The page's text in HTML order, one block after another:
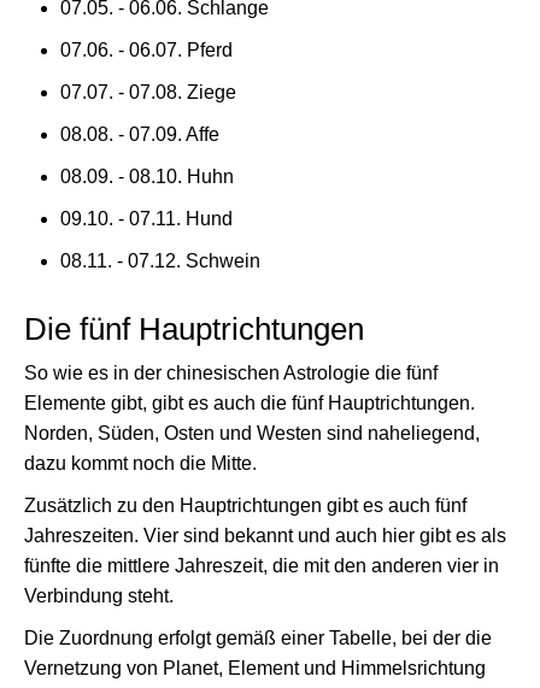
07.05. - 06.06. Schlange
07.06. - 06.07. Pferd
07.07. - 07.08. Ziege
08.08. - 07.09. Affe
08.09. - 08.10. Huhn
09.10. - 07.11. Hund
08.11. - 07.12. Schwein
Die fünf Hauptrichtungen
So wie es in der chinesischen Astrologie die fünf
Elemente gibt, gibt es auch die fünf Hauptrichtungen.
Norden, Süden, Osten und Westen sind naheliegend,
dazu kommt noch die Mitte.
Zusätzlich zu den Hauptrichtungen gibt es auch fünf
Jahreszeiten. Vier sind bekannt und auch hier gibt es als
fünfte die mittlere Jahreszeit, die mit den anderen vier in
Verbindung steht.
Die Zuordnung erfolgt gemäß einer Tabelle, bei der die
Vernetzung von Planet, Element und Himmelsrichtung